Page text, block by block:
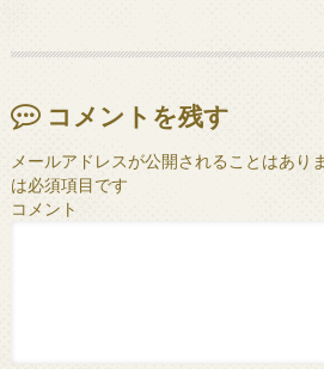
コメントを残す
メールアドレスが公開されることはあり
は必須項目です
コメント